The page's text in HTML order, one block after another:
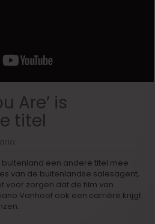
Are’ is
titel
buitenland een andere titel mee
van de buitenlandse salesagent,
voor zorgen dat de film van
Vanhoof ook een carrière krijgt